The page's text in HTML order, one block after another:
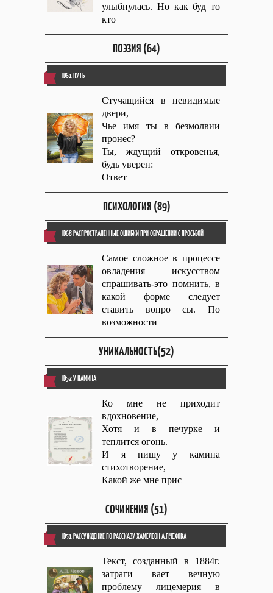
улыбнулась. Но как буд то
кто
ПОЭЗИЯ (64)
ID61 ПУТЬ
Стучащийся в невидимые
двери,
Чье имя ты в безмолвии
пронес?
Ты, ждущий откровенья,
будь уверен:
Ответ
ПСИХОЛОГИЯ (89)
ID68 РАСПРОСТРАНЁННЫЕ ОШИБКИ ПРИ ОБРАЩЕНИИ С ПРОСЬБОЙ
Самое сложное в процессе
овладения искусством
спрашивать-это помнить, в
какой форме следует
ставить вопро сы. По
возможности
УНИКАЛЬНОСТЬ(52)
ID52 У КАМИНА
Ко мне не приходит
вдохновение,
Хотя и в печурке и
теплится огонь.
И я пишу у камина
стихотворение,
Какой же мне прис
СОЧИНЕНИЯ (51)
ID51 РАССУЖДЕНИЕ ПО РАССКАЗУ ХАМЕЛЕОН А.П.ЧЕХОВА
Текст, созданный в 1884г.
затраги вает вечную
проблему лицемерия в